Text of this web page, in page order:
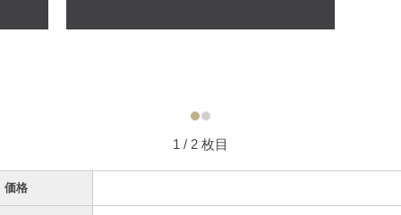
1 / 2 枚目
価格